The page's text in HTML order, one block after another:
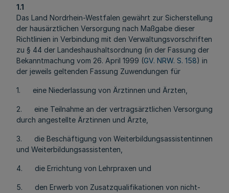
1.1
Das Land Nordrhein-Westfalen gewährt zur Sicherstellung
der hausärztlichen Versorgung nach Maßgabe dieser
Richtlinien in Verbindung mit den Verwaltungsvorschriften
zu § 44 der Landeshaushaltsordnung (in der Fassung der
Bekanntmachung vom 26. April 1999 (GV. NRW. S. 158) in
der jeweils geltenden Fassung Zuwendungen für
1. eine Niederlassung von Ärztinnen und Ärzten,
2. eine Teilnahme an der vertragsärztlichen Versorgung
durch angestellte Ärztinnen und Ärzte,
3. die Beschäftigung von Weiterbildungsassistentinnen
und Weiterbildungsassistenten,
4. die Errichtung von Lehrpraxen und
5. den Erwerb von Zusatzqualifikationen von nicht-